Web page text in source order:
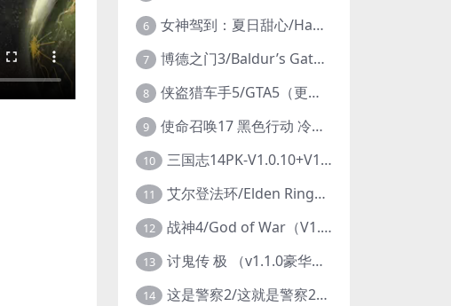
6 女神驾到：夏日甜心/Happy Together（模拟器版-升级豪华终极珍藏版+全DLC）
7 博德之门3/Baldur’s Gate 3（更新v4.1.1.7209685）
8 侠盗猎车手5/GTA5（更新v1.70纯净版-内置修改器+通关存档）
9 使命召唤17 黑色行动 冷战V1.34 全DLC 官方中文版COD17
10 三国志14PK-V1.0.10+V1.0.25-威力加强豪华版（武将面容套装-全DLC+季票+特典+中文语音+编辑修改器）
11 艾尔登法环/Elden Ring（更新v1.14 ）
12 战神4/God of War（V1.0.13-斗战狂神-奎爷的裁决+全DLC）
13 讨鬼传 极 （v1.1.0豪华版）
14 这是警察2/这就是警察2/This is Police